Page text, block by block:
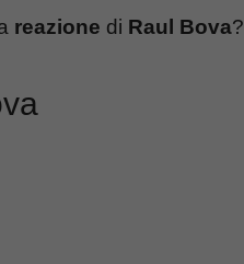
reazione di Raul Bova?